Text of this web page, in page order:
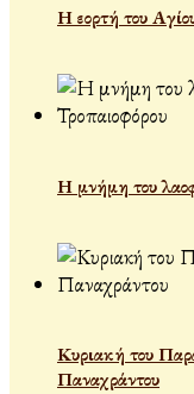
Η εορτή του
Η μνήμη του
Κυριακή του
Παναχράντου